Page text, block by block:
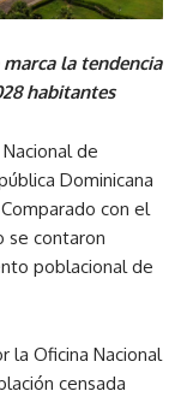
la tendencia
habitantes
de
Dominicana
con el
se contaron
poblacional de
la Oficina Nacional
censada